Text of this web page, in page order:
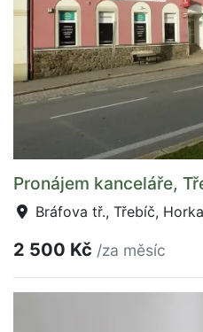
Pronájem kanceláře,
Bráfova tř., Třebíč,
2 500 Kč /za měsíc